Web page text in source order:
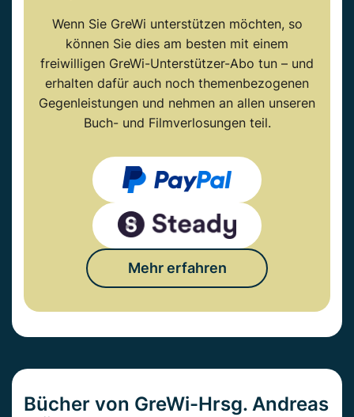
Wenn Sie GreWi unterstützen möchten, so
können Sie dies am besten mit einem
freiwilligen GreWi-Unterstützer-Abo tun – und
erhalten dafür auch noch themenbezogenen
Gegenleistungen und nehmen an allen unseren
Buch- und Filmverlosungen teil.
Mehr erfahren
Bücher von GreWi-Hrsg. Andreas